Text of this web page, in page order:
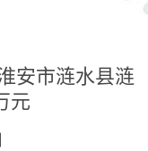
安市涟水县涟
元